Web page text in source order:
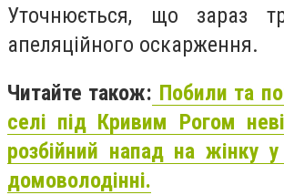
Уточнюється, що зараз
апеляційного оскарження.
Читайте також: Побили та
селі під Кривим Рогом
розбійний напад на жінку
домоволодінні.